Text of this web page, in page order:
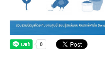
กองทุน ดร.
กองทุนสุขภาพ